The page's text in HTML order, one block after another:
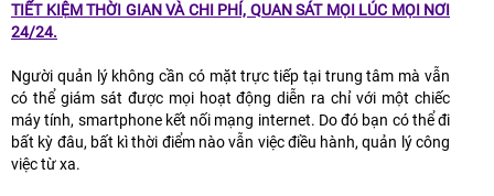
TIẾT KIỆM THỜI GIAN VÀ CHI PHÍ, QUAN SÁT MỌI LÚC MỌI NƠI
24/24.
Người quản lý không cần có mặt trực tiếp tại trung tâm mà vẫn
có thể giám sát được mọi hoạt động diễn ra chỉ với một chiếc
máy tính, smartphone kết nối mạng internet. Do đó bạn có thể đi
bất kỳ đâu, bất kì thời điểm nào vẫn việc điều hành, quản lý công
việc từ xa.